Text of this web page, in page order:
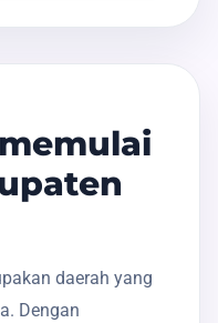
daerah yang
Dengan